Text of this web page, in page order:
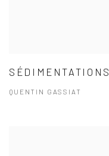
SÉDIMENTATIONS
QUENTIN GASSIAT